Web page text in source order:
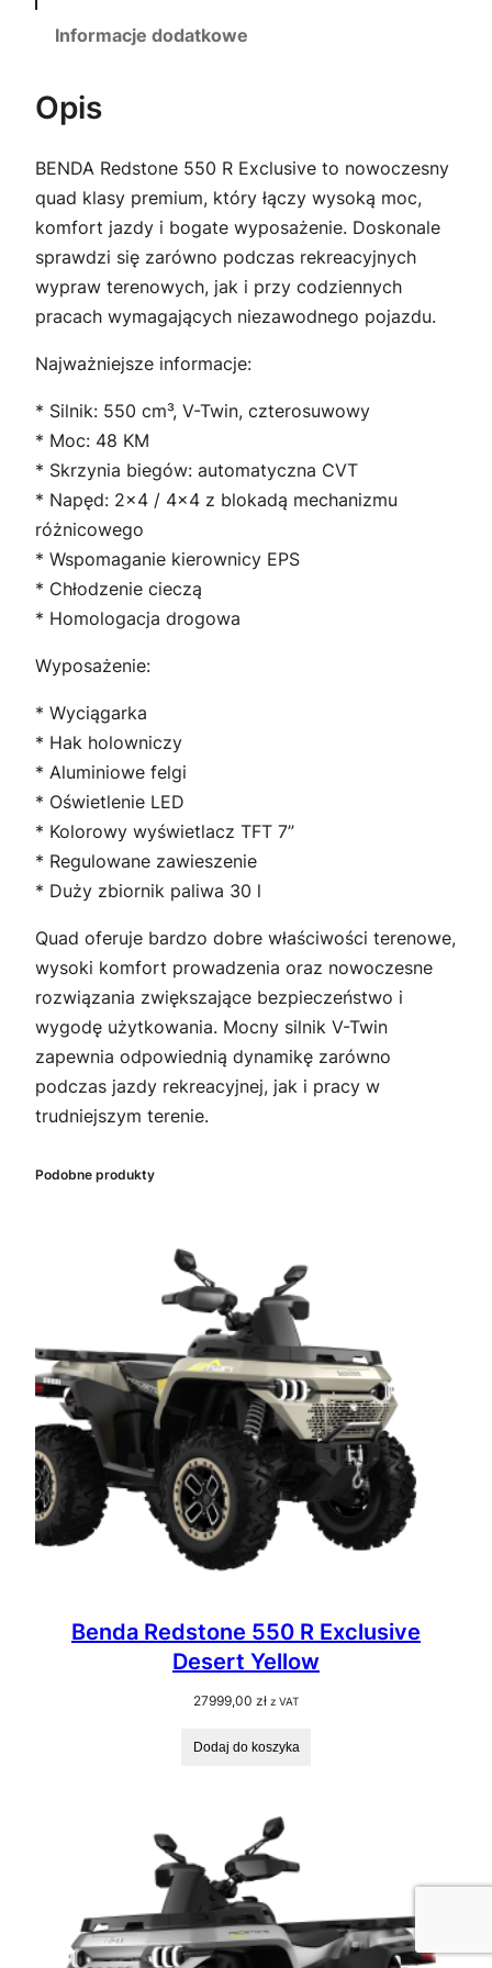
D
e
t
Y
e
l
l
o
Informacje dodatkowe
Opis
BENDA Redstone 550 R Exclusive to nowoczesny
quad klasy premium, który łączy wysoką moc,
komfort jazdy i bogate wyposażenie. Doskonale
sprawdzi się zarówno podczas rekreacyjnych
wypraw terenowych, jak i przy codziennych
pracach wymagających niezawodnego pojazdu.
Najważniejsze informacje:
* Silnik: 550 cm³, V-Twin, czterosuwowy
* Moc: 48 KM
* Skrzynia biegów: automatyczna CVT
* Napęd: 2×4 / 4×4 z blokadą mechanizmu
różnicowego
* Wspomaganie kierownicy EPS
* Chłodzenie cieczą
* Homologacja drogowa
Wyposażenie:
* Wyciągarka
* Hak holowniczy
* Aluminiowe felgi
* Oświetlenie LED
* Kolorowy wyświetlacz TFT 7”
* Regulowane zawieszenie
* Duży zbiornik paliwa 30 l
Quad oferuje bardzo dobre właściwości terenowe,
wysoki komfort prowadzenia oraz nowoczesne
rozwiązania zwiększające bezpieczeństwo i
wygodę użytkowania. Mocny silnik V-Twin
zapewnia odpowiednią dynamikę zarówno
podczas jazdy rekreacyjnej, jak i pracy w
trudniejszym terenie.
Podobne produkty
Benda Redstone 550 R Exclusive
Desert Yellow
27999,00 zł z VAT
Dodaj do koszyka